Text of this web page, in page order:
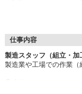
約束を守ること、きち
また、勤務時間やシフ
長く働きたい――
製造業で正社員として
仕事内容
製造スタッフ（組立・加
製造業や工場での作業（
製品に不備がないか目視